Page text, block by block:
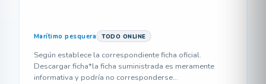
Marítimo pesquera TODO ONLINE
Según establece la correspondiente ficha oficial.
Descargar ficha*la ficha suministrada es meramente
informativa y podría no corresponderse...